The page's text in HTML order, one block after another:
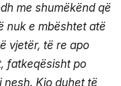
me shumëkënd që
nuk e mbështet atë
vjetër, të re apo
fatkeqësisht po
nesh. Kjo duhet të